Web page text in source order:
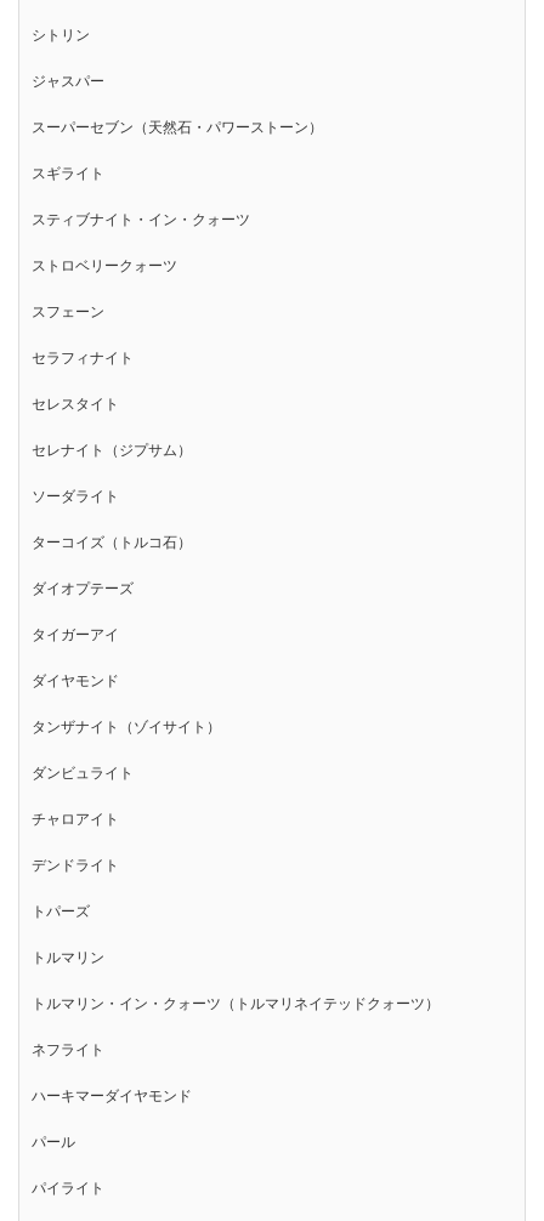
シトリン
ジャスパー
スーパーセブン（天然石・パワーストーン）
スギライト
スティブナイト・イン・クォーツ
ストロベリークォーツ
スフェーン
セラフィナイト
セレスタイト
セレナイト（ジプサム）
ソーダライト
ターコイズ（トルコ石）
ダイオプテーズ
タイガーアイ
ダイヤモンド
タンザナイト（ゾイサイト）
ダンビュライト
チャロアイト
デンドライト
トパーズ
トルマリン
トルマリン・イン・クォーツ（トルマリネイテッドクォーツ）
ネフライト
ハーキマーダイヤモンド
パール
パイライト